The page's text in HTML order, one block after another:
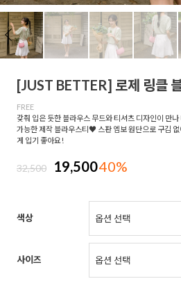
[JUST BETTER] 로제 링클
FREE
갖춰 입은 듯한 블라우스 무드와 티셔츠 디자인이 만
가능한 제작 블라우스티♥ 스판 엠보 원단으로 구김
게 입기 좋아요!
32,500 19,50040%
색상
사이즈